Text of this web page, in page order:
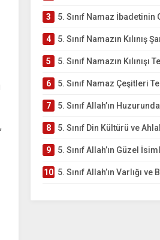
3 5. Sınıf Namaz İbadetinin
4 5. Sınıf Namazın Kılınış
5 5. Sınıf Namazın Kılınışı
6 5. Sınıf Namaz Çeşitleri
7 5. Sınıf Allah’ın Huzurunda Olmak –
8 5. Sınıf Din Kültürü ve Ahlak Bilgisi 1. Ünite:
9 5. Sınıf Allah’ın Güzel İsimleri
10 5. Sınıf Allah’ın Varlığı ve Birliği